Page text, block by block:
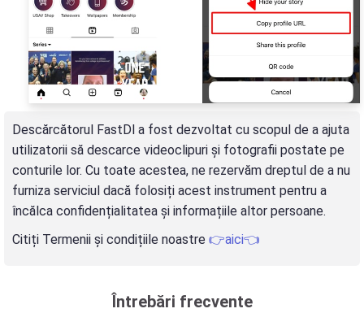
Descărcătorul FastDl a fost dezvoltat cu scopul de a ajuta
utilizatorii să descarce videoclipuri și fotografii postate pe
conturile lor. Cu toate acestea, ne rezervăm dreptul de a nu
furniza serviciul dacă folosiți acest instrument pentru a
încălca confidențialitatea și informațiile altor persoane.
Citiți Termenii și condițiile noastre 👉aici👈
Întrebări frecvente